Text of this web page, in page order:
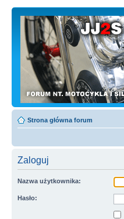
Strona główna forum
Zaloguj
Nazwa użytkownika:
Hasło: